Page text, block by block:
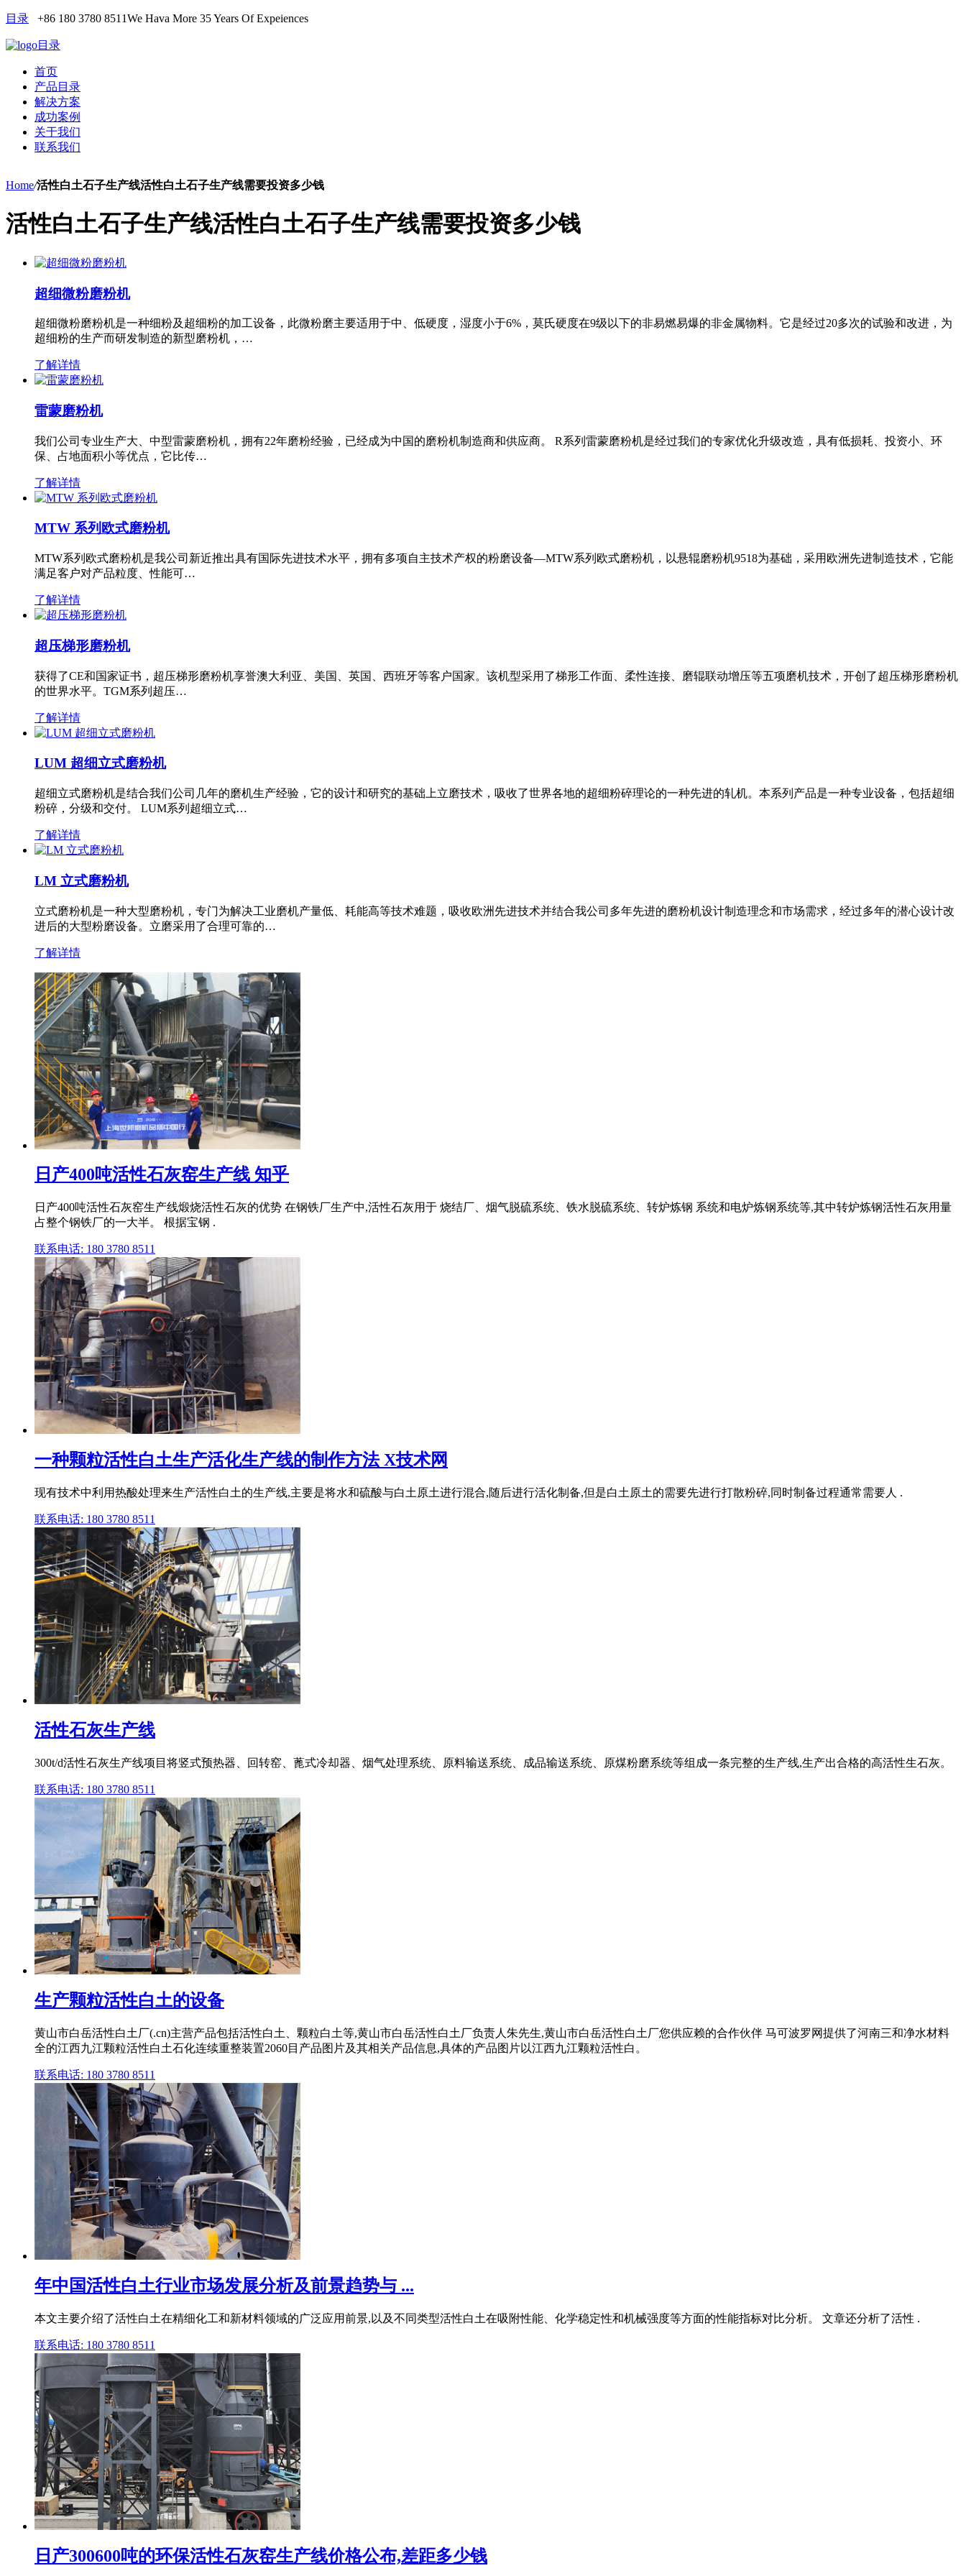
目录 +86 180 3780 8511We Hava More 35 Years Of Expeiences
目录
首页
产品目录
解决方案
成功案例
关于我们
联系我们
Home/活性白土石子生产线活性白土石子生产线需要投资多少钱
活性白土石子生产线活性白土石子生产线需要投资多少钱
超细微粉磨粉机
超细微粉磨粉机是一种细粉及超细粉的加工设备，此微粉磨主要适用于中、低硬度，湿度小于6%，莫氏硬度在9级以下的非易燃易爆的非金属物料。它是经过20多次的试验和改进，为
超细粉的生产而研发制造的新型磨粉机，…
了解详情
雷蒙磨粉机
我们公司专业生产大、中型雷蒙磨粉机，拥有22年磨粉经验，已经成为中国的磨粉机制造商和供应商。 R系列雷蒙磨粉机是经过我们的专家优化升级改造，具有低损耗、投资小、环
保、占地面积小等优点，它比传…
了解详情
MTW 系列欧式磨粉机
MTW系列欧式磨粉机是我公司新近推出具有国际先进技术水平，拥有多项自主技术产权的粉磨设备—MTW系列欧式磨粉机，以悬辊磨粉机9518为基础，采用欧洲先进制造技术，它能
满足客户对产品粒度、性能可…
了解详情
超压梯形磨粉机
获得了CE和国家证书，超压梯形磨粉机享誉澳大利亚、美国、英国、西班牙等客户国家。该机型采用了梯形工作面、柔性连接、磨辊联动增压等五项磨机技术，开创了超压梯形磨粉机
的世界水平。TGM系列超压…
了解详情
LUM 超细立式磨粉机
超细立式磨粉机是结合我们公司几年的磨机生产经验，它的设计和研究的基础上立磨技术，吸收了世界各地的超细粉碎理论的一种先进的轧机。本系列产品是一种专业设备，包括超细
粉碎，分级和交付。 LUM系列超细立式…
了解详情
LM 立式磨粉机
立式磨粉机是一种大型磨粉机，专门为解决工业磨机产量低、耗能高等技术难题，吸收欧洲先进技术并结合我公司多年先进的磨粉机设计制造理念和市场需求，经过多年的潜心设计改
进后的大型粉磨设备。立磨采用了合理可靠的…
了解详情
日产400吨活性石灰窑生产线 知乎
日产400吨活性石灰窑生产线煅烧活性石灰的优势 在钢铁厂生产中,活性石灰用于 烧结厂、烟气脱硫系统、铁水脱硫系统、转炉炼钢 系统和电炉炼钢系统等,其中转炉炼钢活性石灰用量
占整个钢铁厂的一大半。 根据宝钢 .
联系电话: 180 3780 8511
一种颗粒活性白土生产活化生产线的制作方法 X技术网
现有技术中利用热酸处理来生产活性白土的生产线,主要是将水和硫酸与白土原土进行混合,随后进行活化制备,但是白土原土的需要先进行打散粉碎,同时制备过程通常需要人 .
联系电话: 180 3780 8511
活性石灰生产线
300t/d活性石灰生产线项目将竖式预热器、回转窑、蓖式冷却器、烟气处理系统、原料输送系统、成品输送系统、原煤粉磨系统等组成一条完整的生产线,生产出合格的高活性生石灰。
联系电话: 180 3780 8511
生产颗粒活性白土的设备
黄山市白岳活性白土厂(.cn)主营产品包括活性白土、颗粒白土等,黄山市白岳活性白土厂负责人朱先生,黄山市白岳活性白土厂您供应赖的合作伙伴 马可波罗网提供了河南三和净水材料
全的江西九江颗粒活性白土石化连续重整装置2060目产品图片及其相关产品信息,具体的产品图片以江西九江颗粒活性白。
联系电话: 180 3780 8511
年中国活性白土行业市场发展分析及前景趋势与 ...
本文主要介绍了活性白土在精细化工和新材料领域的广泛应用前景,以及不同类型活性白土在吸附性能、化学稳定性和机械强度等方面的性能指标对比分析。 文章还分析了活性 .
联系电话: 180 3780 8511
日产300600吨的环保活性石灰窑生产线价格公布,差距多少钱